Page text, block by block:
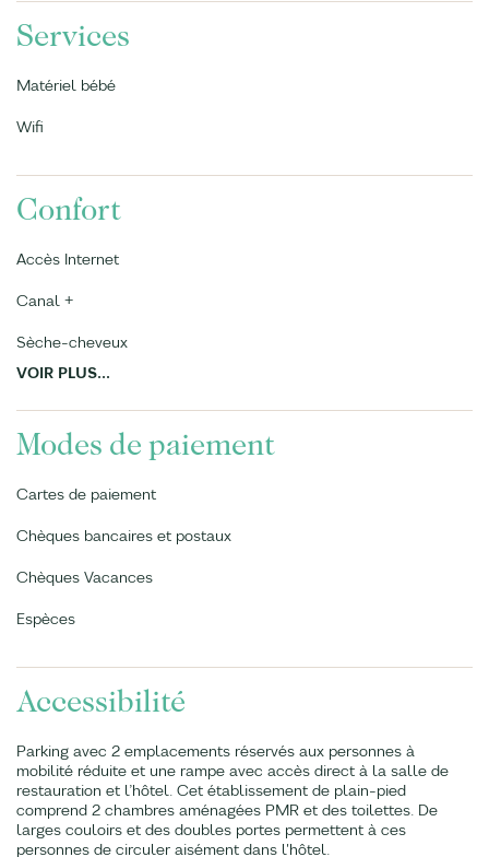
Services
Matériel bébé
Wifi
Confort
Accès Internet
Canal +
Sèche-cheveux
VOIR PLUS...
Modes de paiement
Cartes de paiement
Chèques bancaires et postaux
Chèques Vacances
Espèces
Accessibilité
Parking avec 2 emplacements réservés aux personnes à
mobilité réduite et une rampe avec accès direct à la salle de
restauration et l’hôtel. Cet établissement de plain-pied
comprend 2 chambres aménagées PMR et des toilettes. De
larges couloirs et des doubles portes permettent à ces
personnes de circuler aisément dans l'hôtel.